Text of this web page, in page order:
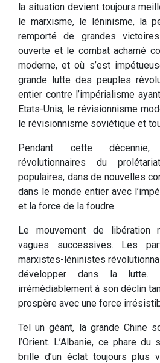
la situation devient toujours
le marxisme, le léninisme, la
remporté de grandes
ouverte et le combat acharné
moderne, et où s’est
grande lutte des peuples
entier contre l’impérialisme
Etats-Unis, le révisionnisme
le révisionnisme soviétique et
Pendant cette décennie,
révolutionnaires du
populaires, dans de nouvelles
dans le monde entier avec
et la force de la foudre.
Le mouvement de libération
vagues successives. Les
marxistes-léninistes
développer dans la lutte.
irrémédiablement à son déclin
prospère avec une force
Tel un géant, la grande Chine
l’Orient. L’Albanie, ce phare du
brille d’un éclat toujours plus